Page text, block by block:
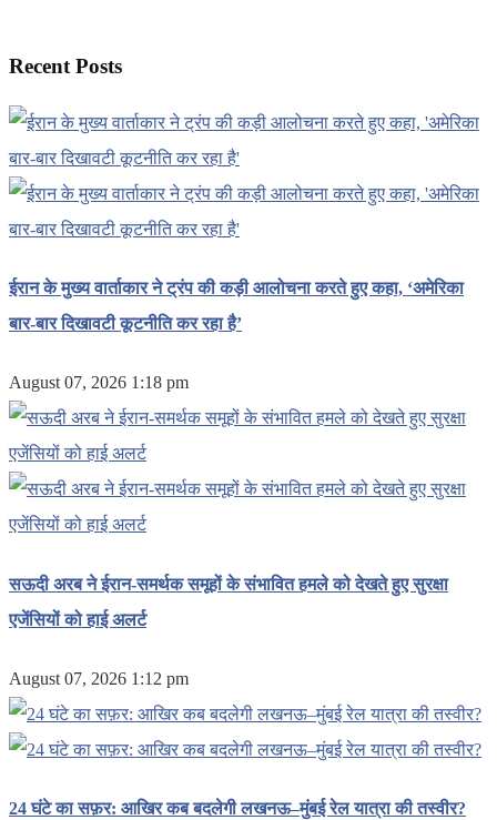
Recent Posts
ईरान के मुख्य वार्ताकार ने ट्रंप की कड़ी आलोचना करते हुए कहा, ‘अमेरिका
बार-बार दिखावटी कूटनीति कर रहा है’
August 07, 2026 1:18 pm
सऊदी अरब ने ईरान-समर्थक समूहों के संभावित हमले को देखते हुए सुरक्षा
एजेंसियों को हाई अलर्ट
August 07, 2026 1:12 pm
24 घंटे का सफ़र: आखिर कब बदलेगी लखनऊ–मुंबई रेल यात्रा की तस्वीर?